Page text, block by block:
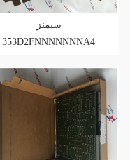
سيمنز
353D2FNNNNNNNA4